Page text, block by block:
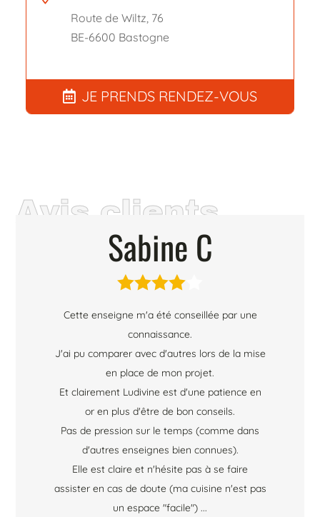
Route de Wiltz, 76
BE-6600 Bastogne
JE PRENDS RENDEZ-VOUS
Avis clients
Sabine C

Cette enseigne m'a été conseillée par une
connaissance.
J'ai pu comparer avec d'autres lors de la mise
en place de mon projet.
Et clairement Ludivine est d'une patience en
or en plus d'être de bon conseils.
Pas de pression sur le temps (comme dans
d'autres enseignes bien connues).
Elle est claire et n'hésite pas à se faire
assister en cas de doute (ma cuisine n'est pas
un espace "facile") ...